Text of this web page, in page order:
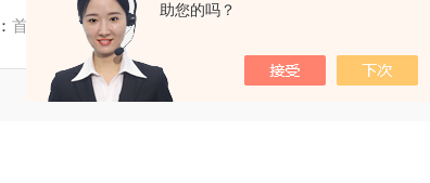
助您的吗？
首页 产品中心/ 皮革水汽透过率